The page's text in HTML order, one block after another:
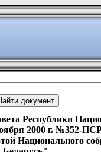
Республики
2000 г. №352-
Национального